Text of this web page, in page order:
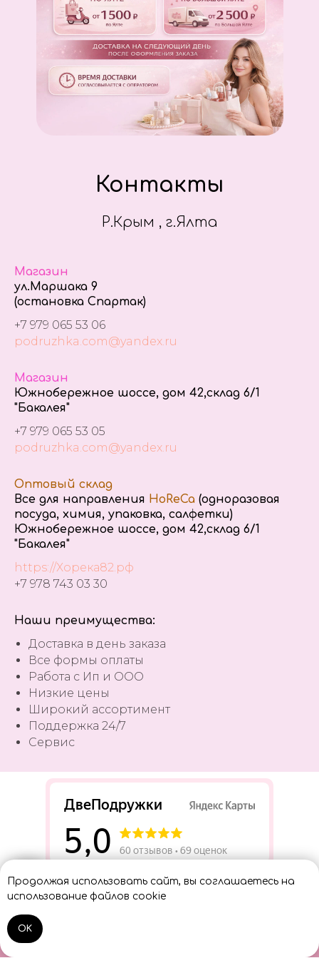
Home
Контакты
Р.Крым , г.Ялта
Магазин
ул.Маршака 9
(остановка Спартак)
+7 979 065 53 06
podruzhka.com@yandex.ru
Магазин
Южнобережное шоссе, дом 42,склад 6/1
"Бакалея"
+7 979 065 53 05
podruzhka.com@yandex.ru
Оптовый склад
Все для направления HoReCa (одноразовая
посуда, химия, упаковка, салфетки)
Южнобережное шоссе, дом 42,склад 6/1
"Бакалея"
https://Хорека82.рф
+7 978 743 03 30
Наши преимущества:
Доставка в день заказа
Все формы оплаты
Работа с Ип и ООО
Низкие цены
Широкий ассортимент
Поддержка 24/7
Сервис
Продолжая использовать сайт, вы соглашаетесь на
использование файлов cookie
OK
Разработать сайт
Консультант